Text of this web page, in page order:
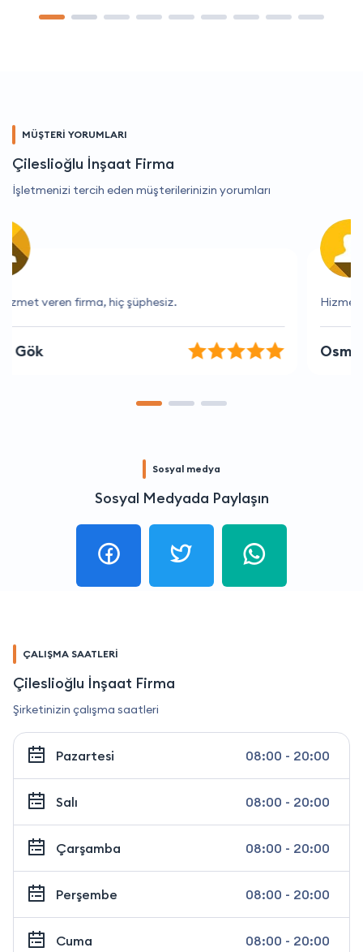
MÜŞTERİ YORUMLARI
Çileslioğlu İnşaat Firma
İşletmenizi tercih eden müşterilerinizin yorumları
Hizmetleri beni her zaman memnun ediyor
Osman Deniz
Sosyal medya
Sosyal Medyada Paylaşın
ÇALIŞMA SAATLERİ
Çileslioğlu İnşaat Firma
Şirketinizin çalışma saatleri
Pazartesi 08:00 - 20:00
Salı 08:00 - 20:00
Çarşamba 08:00 - 20:00
Perşembe 08:00 - 20:00
Cuma 08:00 - 20:00